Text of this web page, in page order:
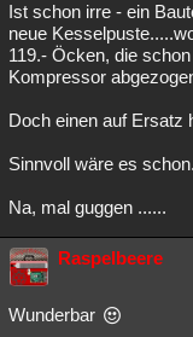
Ist schon irre - ein
neue
119.- Öcken, die
Kompressor
Doch einen auf Ersatz
Sinnvoll wäre es
Na, mal guggen ......
Raspelbeere
Wunderbar